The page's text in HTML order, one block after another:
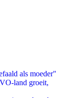
als moeder"
land groeit,